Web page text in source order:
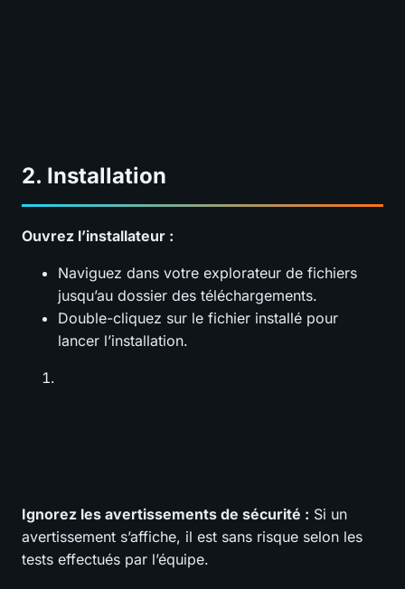
2. Installation
Ouvrez l’installateur :
Naviguez dans votre explorateur de fichiers
jusqu’au dossier des téléchargements.
Double-cliquez sur le fichier installé pour
lancer l’installation.
Ignorez les avertissements de sécurité : Si un
avertissement s’affiche, il est sans risque selon les
tests effectués par l’équipe.